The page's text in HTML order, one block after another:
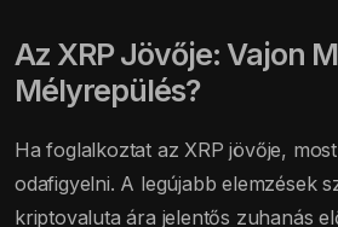
Az XRP Jövője: Vajon
Mélyrepülés?
Ha foglalkoztat az XRP jövője,
odafigyelni. A legújabb elemzések
kriptovaluta ára jelentős zuhanás